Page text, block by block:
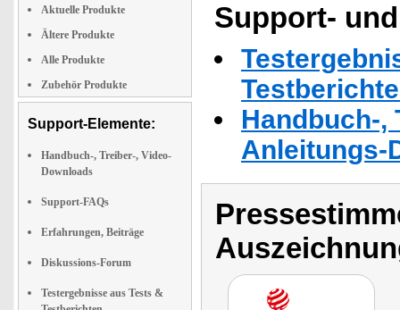
Aktuelle Produkte
Ältere Produkte
Alle Produkte
Zubehör Produkte
Support-Elemente:
Handbuch-, Treiber-, Video-
Downloads
Support-FAQs
Erfahrungen, Beiträge
Diskussions-Forum
Testergebnisse aus Tests &
Support-
Handbuch-,
Anleitungs-